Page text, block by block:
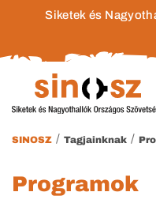
Siketek és
SINOSZ / Tagjainknak /
Programok